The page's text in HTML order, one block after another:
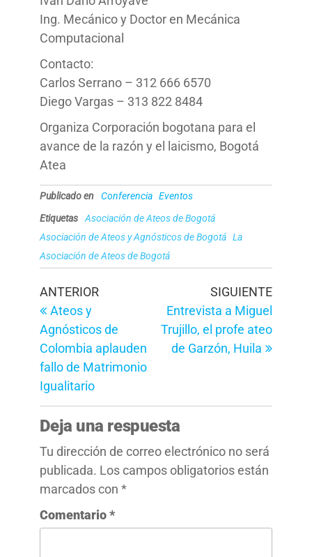
Ing. Mecánico y Doctor en Mecánica
Computacional
Contacto:
Carlos Serrano – 312 666 6570
Diego Vargas – 313 822 8484
Organiza Corporación bogotana para el
avance de la razón y el laicismo, Bogotá
Atea
Publicado en Conferencia Eventos
Etiquetas
Asociación de Ateos de Bogotá
Asociación de Ateos y Agnósticos de Bogotá La
Asociación de Ateos de Bogotá
Navegación
de
entradas
Entrada
anterior
ANTERIOR
Ateos y
Agnósticos de
Colombia aplauden
fallo de Matrimonio
Igualitario
SIGUIENTE
Entrevista a Miguel
Trujillo, el profe ateo
de Garzón, Huila
Deja una respuesta
Tu dirección de correo electrónico no será
publicada. Los campos obligatorios están
marcados con *
Comentario*